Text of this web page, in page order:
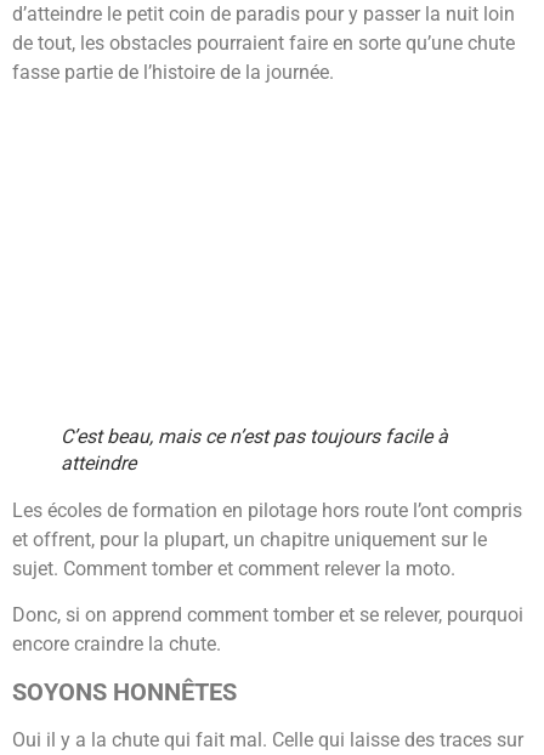
d’atteindre le petit coin de paradis pour y passer la nuit loin
de tout, les obstacles pourraient faire en sorte qu’une chute
fasse partie de l’histoire de la journée.
C’est beau, mais ce n’est pas toujours facile à
atteindre
Les écoles de formation en pilotage hors route l’ont compris
et offrent, pour la plupart, un chapitre uniquement sur le
sujet. Comment tomber et comment relever la moto.
Donc, si on apprend comment tomber et se relever, pourquoi
encore craindre la chute.
SOYONS HONNÊTES
Oui il y a la chute qui fait mal. Celle qui laisse des traces sur